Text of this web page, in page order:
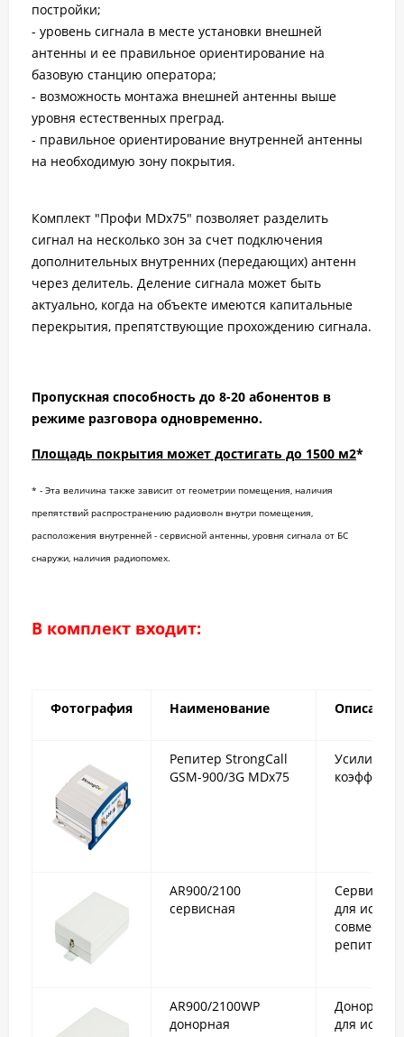
постройки;
- уровень сигнала в месте установки внешней
антенны и ее правильное ориентирование на
базовую станцию оператора;
- возможность монтажа внешней антенны выше
уровня естественных преград.
- правильное ориентирование внутренней антенны
на необходимую зону покрытия.
Комплект "Профи MDх75" позволяет разделить
сигнал на несколько зон за счет подключения
дополнительных внутренних (передающих) антенн
через делитель. Деление сигнала может быть
актуально, когда на объекте имеются капитальные
перекрытия, препятствующие прохождению сигнала.
Пропускная способность до 8-20 абонентов в
режиме разговора одновременно.
Площадь покрытия может достигать до 1500 м2*
* - Эта величина также зависит от геометрии помещения, наличия
препятствий распространению радиоволн внутри помещения,
расположения внутренней - сервисной антенны, уровня сигнала от БС
снаружи, наличия радиопомех.
В комплект входит:
Фотография Наименование Описание
Репитер StrongCall
GSM-900/3G MDx75
Усилитель
AR900/2100
сервисная
для
AR900/2100WP
донорная
Донорная
для